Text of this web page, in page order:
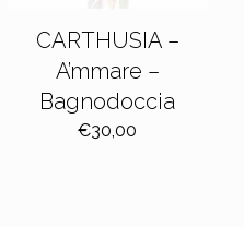
CARTHUSIA –
A’mmare –
Bagnodoccia
€30,00